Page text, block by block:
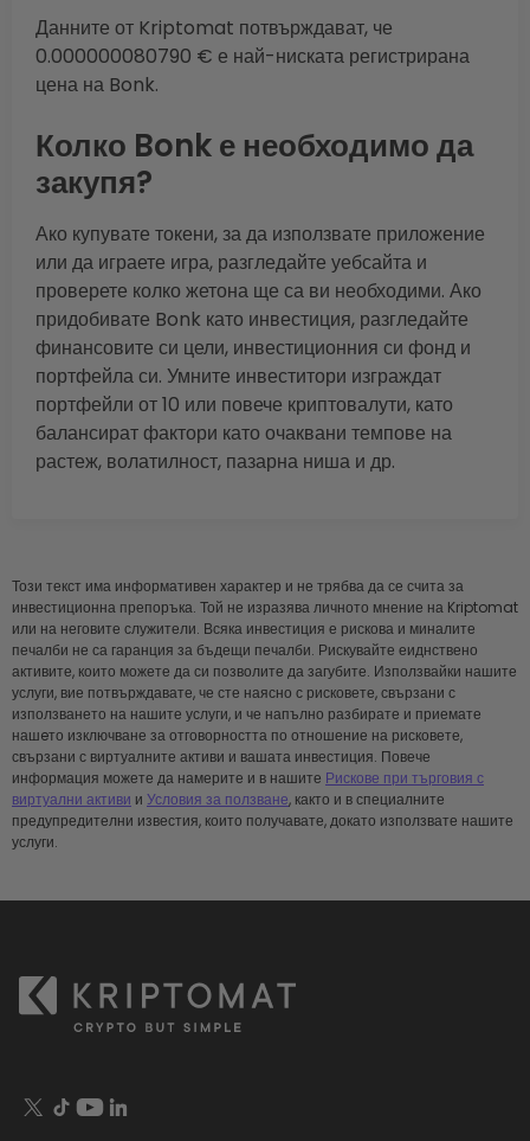
Данните от Kriptomat потвърждават, че
0.000000080790 € е най-ниската регистрирана
цена на Bonk.
Колко Bonk е необходимо да
закупя?
Ако купувате токени, за да използвате приложение
или да играете игра, разгледайте уебсайта и
проверете колко жетона ще са ви необходими. Ако
придобивате Bonk като инвестиция, разгледайте
финансовите си цели, инвестиционния си фонд и
портфейла си. Умните инвеститори изграждат
портфейли от 10 или повече криптовалути, като
балансират фактори като очаквани темпове на
растеж, волатилност, пазарна ниша и др.
Този текст има информативен характер и не трябва да се счита за
инвестиционна препоръка. Той не изразява личното мнение на Kriptomat
или на неговите служители. Всяка инвестиция е рискова и миналите
печалби не са гаранция за бъдещи печалби. Рискувайте еиднствено
активите, които можете да си позволите да загубите. Използвайки нашите
услуги, вие потвърждавате, че сте наясно с рисковете, свързани с
използването на нашите услуги, и че напълно разбирате и приемате
нашeто изключване за отговорността по отношение на рисковете,
свързани с виртуалните активи и вашата инвестиция. Повече
информация можете да намерите и в нашите Рискове при търговия с
виртуални активи и Условия за ползване, както и в специалните
предупредителни известия, които получавате, докато използвате нашите
услуги.